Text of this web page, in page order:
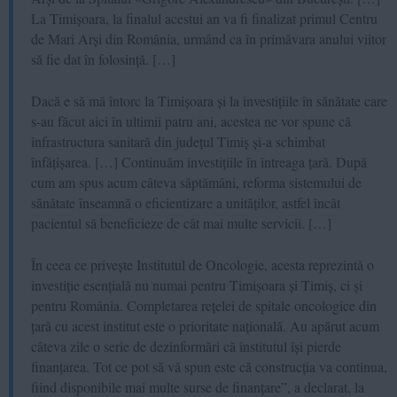
La Timișoara, la finalul acestui an va fi finalizat primul Centru
de Mari Arși din România, urmând ca în primăvara anului viitor
să fie dat în folosință. […]
Dacă e să mă întorc la Timișoara și la investițiile în sănătate care
s-au făcut aici în ultimii patru ani, acestea ne vor spune că
infrastructura sanitară din județul Timiș și-a schimbat
înfățișarea. […] Continuăm investițiile în întreaga țară. După
cum am spus acum câteva săptămâni, reforma sistemului de
sănătate înseamnă o eficientizare a unităților, astfel încât
pacientul să beneficieze de cât mai multe servicii. […]
În ceea ce privește Institutul de Oncologie, acesta reprezintă o
investiție esențială nu numai pentru Timișoara și Timiș, ci și
pentru România. Completarea rețelei de spitale oncologice din
țară cu acest institut este o prioritate națională. Au apărut acum
câteva zile o serie de dezinformări că institutul își pierde
finanțarea. Tot ce pot să vă spun este că construcția va continua,
fiind disponibile mai multe surse de finanțare”, a declarat, la